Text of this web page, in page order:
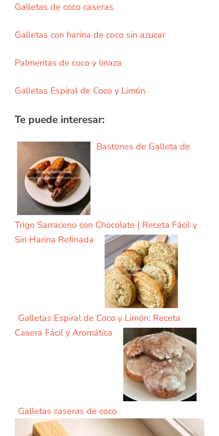
Galletas de coco caseras
Galletas con harina de coco sin azucar
Palmeritas de coco y linaza
Galletas Espiral de Coco y Limón
Te puede interesar:
Bastones de Galleta de
Trigo Sarraceno con Chocolate | Receta Fácil y
Sin Harina Refinada
Galletas Espiral de Coco y Limón: Receta
Casera Fácil y Aromática
Galletas caseras de coco